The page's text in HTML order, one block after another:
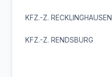
KFZ.-Z. RECKLINGHAUSEN
KFZ.-Z. RENDSBURG